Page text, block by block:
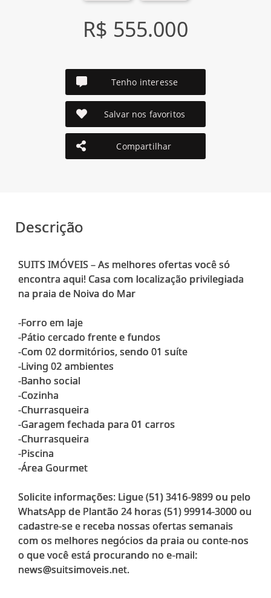
R$ 555.000
Tenho interesse
Salvar nos favoritos
Compartilhar
Descrição
SUITS IMÓVEIS – As melhores ofertas você só
encontra aqui! Casa com localização privilegiada
na praia de Noiva do Mar
-Forro em laje
-Pátio cercado frente e fundos
-Com 02 dormitórios, sendo 01 suíte
-Living 02 ambientes
-Banho social
-Cozinha
-Churrasqueira
-Garagem fechada para 01 carros
-Churrasqueira
-Piscina
-Área Gourmet
Solicite informações: Ligue (51) 3416-9899 ou pelo
WhatsApp de Plantão 24 horas (51) 99914-3000 ou
cadastre-se e receba nossas ofertas semanais
com os melhores negócios da praia ou conte-nos
o que você está procurando no e-mail: